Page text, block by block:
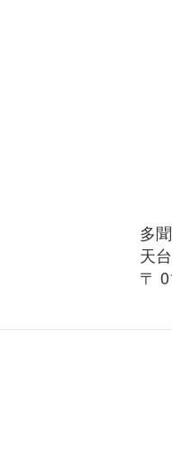
多
天
〒